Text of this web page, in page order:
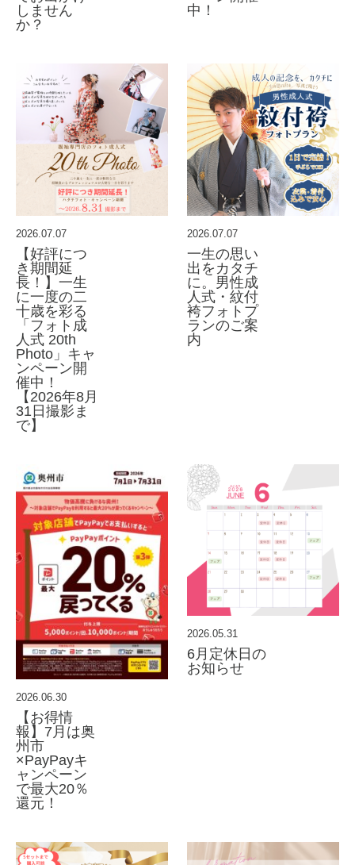
しません
か？
中！
2026.07.07
【好評につ
き期間延
長！】一生
に一度の二
十歳を彩る
「フォト成
人式 20th
Photo」キャ
ンペーン開
催中！
【2026年8月
31日撮影ま
で】
2026.07.07
一生の思い
出をカタチ
に。男性成
人式・紋付
袴フォトプ
ランのご案
内
2026.06.30
【お得情
報】7月は奥
州市
×PayPayキ
ャンペーン
で最大20％
還元！
2026.05.31
6月定休日の
お知らせ